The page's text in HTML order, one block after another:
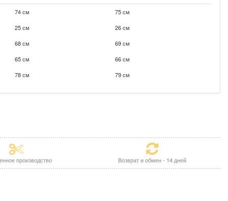
74 см
75 см
25 см
26 см
68 см
69 см
65 см
66 см
78 см
79 см
производство Возврат и обмен - 14 дней